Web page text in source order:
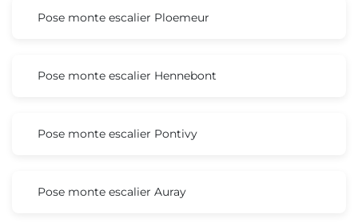
Pose monte escalier Ploemeur
Pose monte escalier Hennebont
Pose monte escalier Pontivy
Pose monte escalier Auray